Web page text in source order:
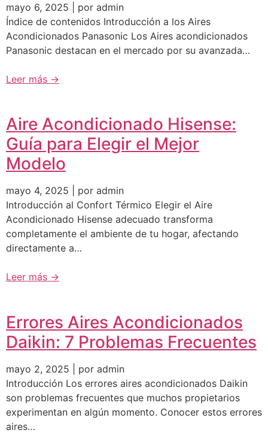
mayo 6, 2025 | por admin
Índice de contenidos Introducción a los Aires
Acondicionados Panasonic Los Aires acondicionados
Panasonic destacan en el mercado por su avanzada…
Leer más →
Aire Acondicionado Hisense:
Guía para Elegir el Mejor
Modelo
mayo 4, 2025 | por admin
Introducción al Confort Térmico Elegir el Aire
Acondicionado Hisense adecuado transforma
completamente el ambiente de tu hogar, afectando
directamente a…
Leer más →
Errores Aires Acondicionados
Daikin: 7 Problemas Frecuentes
mayo 2, 2025 | por admin
Introducción Los errores aires acondicionados Daikin
son problemas frecuentes que muchos propietarios
experimentan en algún momento. Conocer estos errores
aires…